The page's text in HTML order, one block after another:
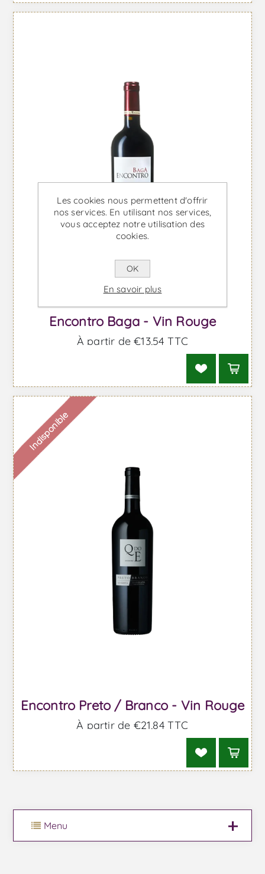
Encontro Baga - Vin Rouge
À partir de €13,54 TTC
Indisponible
Encontro Preto / Branco - Vin Rouge
À partir de €21,84 TTC
Menu
Les cookies nous permettent d'offrir
nos services. En utilisant nos services,
vous acceptez notre utilisation des
cookies.
OK
En savoir plus